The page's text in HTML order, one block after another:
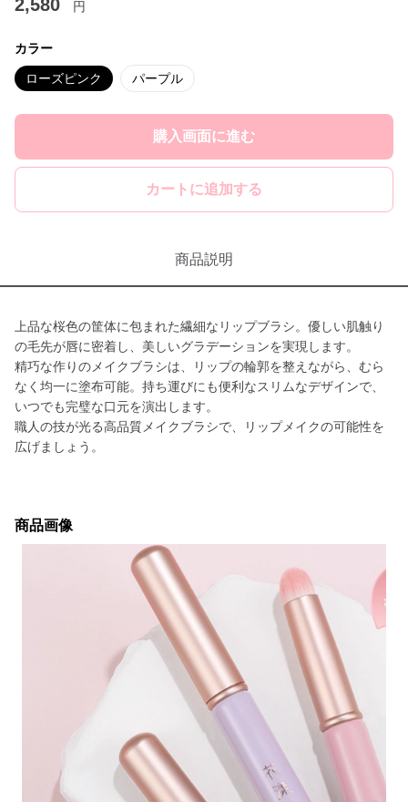
2,580 円
カラー
ローズピンク パープル
購入画面に進む
カートに追加する
商品説明
上品な桜色の筐体に包まれた繊細なリップブラシ。優しい肌触り
の毛先が唇に密着し、美しいグラデーションを実現します。
精巧な作りのメイクブラシは、リップの輪郭を整えながら、むら
なく均一に塗布可能。持ち運びにも便利なスリムなデザインで、
いつでも完璧な口元を演出します。
職人の技が光る高品質メイクブラシで、リップメイクの可能性を
広げましょう。
商品画像